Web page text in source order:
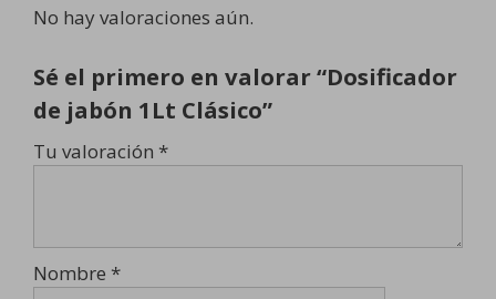
No hay valoraciones aún.
Sé el primero en valorar “Dosificador
de jabón 1Lt Clásico”
Tu valoración *
Nombre *